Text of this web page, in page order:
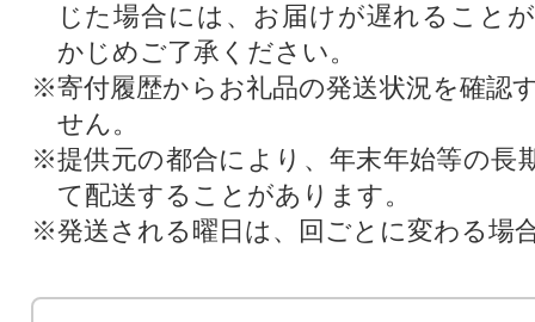
じた場合には、お届けが遅れること
かじめご了承ください。
※寄付履歴からお礼品の発送状況を確認
せん。
※提供元の都合により、年末年始等の長
て配送することがあります。
※発送される曜日は、回ごとに変わる場